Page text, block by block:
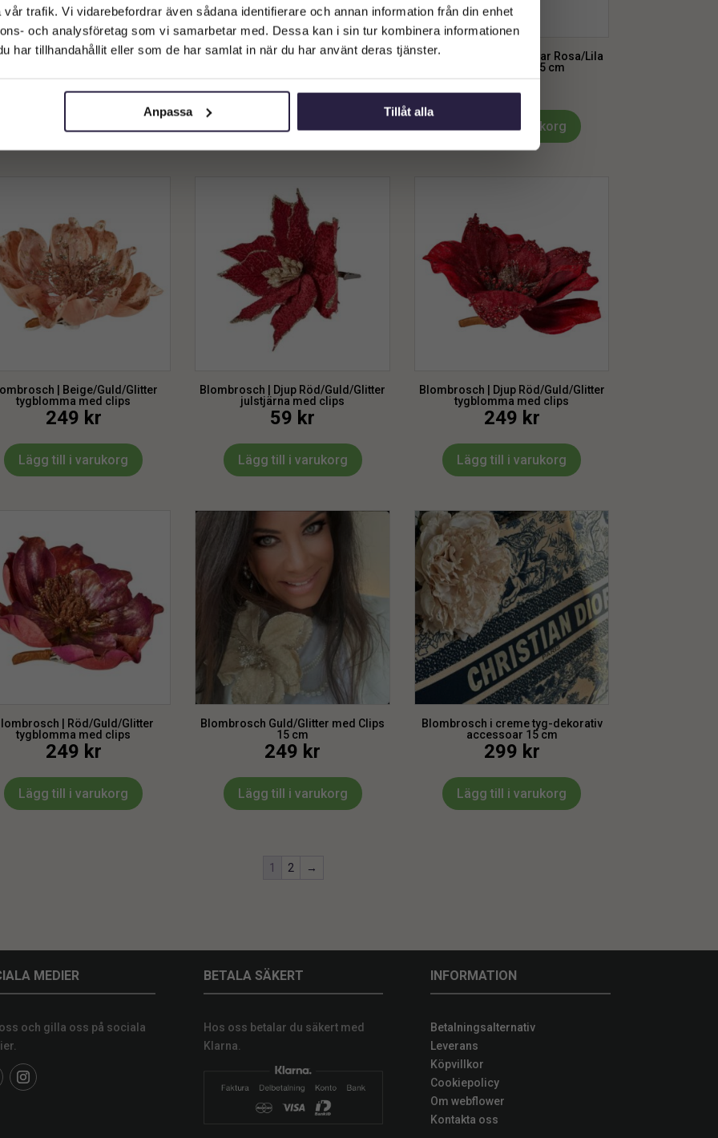
trafik. Vi vidarebefordrar även sådana identifierare och annan information från din enhet
och analysföretag som vi samarbetar med. Dessa kan i sin tur kombinera informationen
har tillhandahållit eller som de har samlat in när du har använt deras tjänster.
Anpassa Tillåt alla
| Accessoar Multi Rosa
299kr
Lägg till i varukorg
Blombrosch | Accessoar Pion djup
299kr
Lägg till i varukorg
Blombrosch | Accessoar Rosa/Lila
tyg blomma ø 15 cm
299kr
Lägg till i varukorg
| Beige/Guld/Glitter
tygblomma med clips
249 kr
Lägg till i varukorg
Blombrosch | Djup Röd/Guld/Glitter
julstjärna med clips
59 kr
Lägg till i varukorg
Blombrosch | Djup Röd/Guld/Glitter
tygblomma med clips
249 kr
Lägg till i varukorg
| Röd/Guld/Glitter
tygblomma med clips
249 kr
Lägg till i varukorg
Blombrosch Guld/Glitter med Clips
15 cm
249 kr
Lägg till i varukorg
Blombrosch i creme tyg-dekorativ
accessoar 15 cm
299 kr
Lägg till i varukorg
1 2 →
MEDIER
och gilla oss på sociala
BETALA SÄKERT
Hos oss betalar du säkert med
Klarna.
INFORMATION
Betalningsalternativ
Leverans
Köpvillkor
Cookiepolicy
Om webflower
Kontakta oss
Företagskund (exkl. moms)